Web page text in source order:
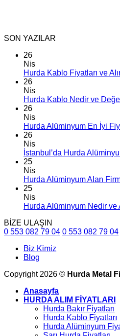
SON YAZILAR
26
Nis
Hurda Kablo Fiyatları ve
26
Nis
Hurda Kablo Nedir ve
26
Nis
Hurda Alüminyum En İyi
26
Nis
İstanbul’da Hurda
25
Nis
Hurda Alüminyum Alan
25
Nis
Hurda Alüminyum Nedir ve
BİZE ULAŞIN
0 553 082 79 04 0 553 082 79 04
Biz Kimiz
Blog
Copyright 2026 © Hurda Metal
Anasayfa
HURDA ALIM FİYATLARI
Hurda Bakır Fiyatları
Hurda Kablo Fiyatları
Hurda Alüminyum